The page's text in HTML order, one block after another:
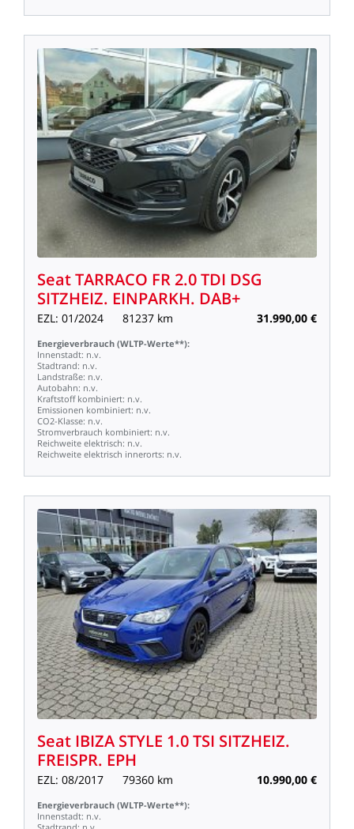
SeatTARRACO FR2.0TDI DSG
SITZHEIZ. EINPARKH. DAB+
EZL: 01/2024 81237 km 31.990,00 €
Energieverbrauch (WLTP-Werte**):
Innenstadt: n.v.
Stadtrand: n.v.
Landstraße: n.v.
Autobahn: n.v.
Kraftstoff kombiniert: n.v.
Emissionen kombiniert: n.v.
CO2-Klasse: n.v.
Stromverbrauch kombiniert: n.v.
Reichweite elektrisch: n.v.
Reichweite elektrisch innerorts: n.v.
Seat IBIZA STYLE 1.0TSI SITZHEIZ.
FREISPR. EPH
EZL: 08/2017 79360 km 10.990,00 €
Energieverbrauch (WLTP-Werte**):
Innenstadt: n.v.
Stadtrand: n.v.